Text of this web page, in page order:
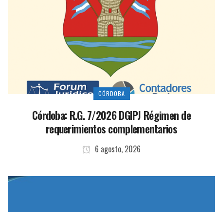
CÓRDOBA
Córdoba: R.G. 7/2026 DGIPJ Régimen de
requerimientos complementarios
6 agosto, 2026